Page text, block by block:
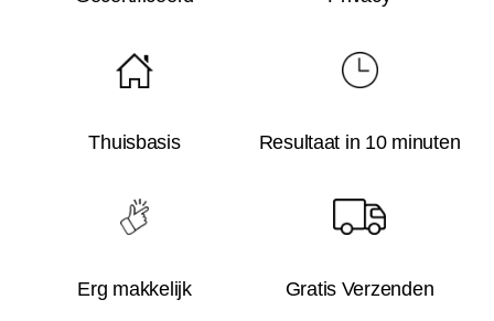
Thuisbasis Resultaat in 10 minuten
Erg makkelijk Gratis Verzenden